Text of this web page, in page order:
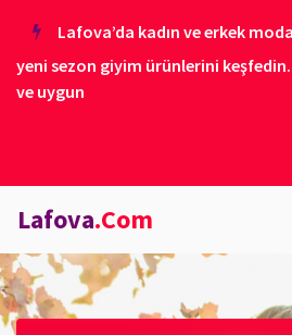
Lafova’da kadın ve erkek
yeni sezon giyim ürünlerini keşfedin.
ve uygun
Lafova.Com